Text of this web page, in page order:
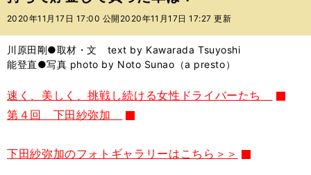
バ
2020年11月17日 17:00 公開 2020年11月17日 17:27 更新
川原田剛●取材・文 text by Kawarada Tsuyoshi
能登直●写真 photo by Noto Sunao（a presto）
速く、美しく、挑戦し続ける女性ドライバーたち
第４回 下田紗弥加
下田紗弥加のフォトギャラリーはこちら＞＞